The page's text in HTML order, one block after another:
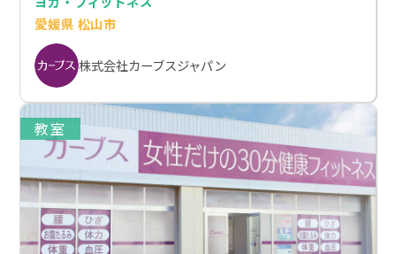
愛媛県 松山市
株式会社カーブスジャパン
教室